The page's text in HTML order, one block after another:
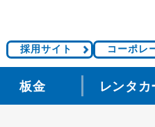
採用サイト コーポレ
板金 レンタカ